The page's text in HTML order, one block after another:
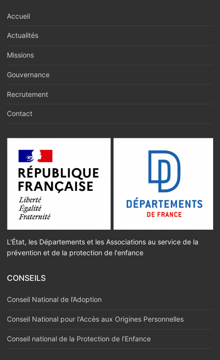
Accueil
Actualités
Missions
Gouvernance
Recrutement
Contact
L'État, les Départements et les Associations au service de la
prévention et de la protection de l'enfance
CONSEILS
Conseil National de l’Adoption
Conseil National pour l‘Accès aux Origines Personnelles
Conseil national de la Protection de l’Enfance